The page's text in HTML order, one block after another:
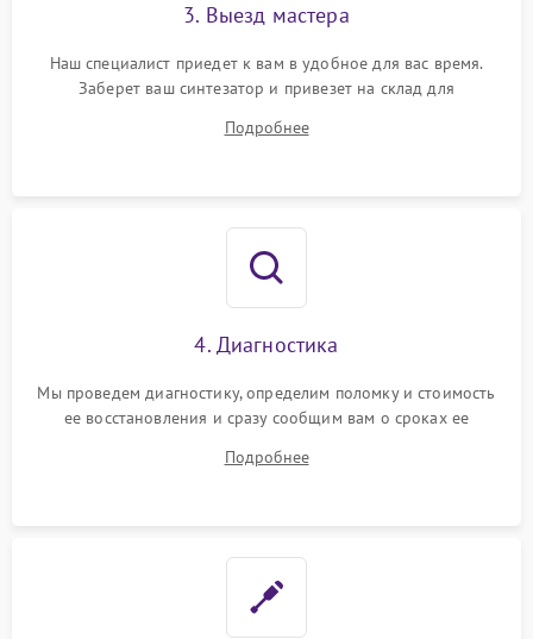
3. Выезд мастера
Наш специалист приедет к вам в удобное для вас время.
Заберет ваш синтезатор и привезет на склад для
Подробнее
4. Диагностика
Мы проведем диагностику, определим поломку и стоимость
ее восстановления и сразу сообщим вам о сроках ее
Подробнее